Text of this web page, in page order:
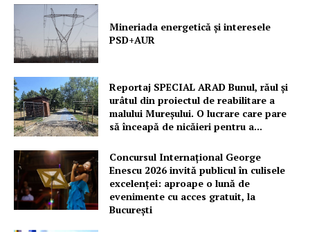
FREEDOM HOUSE ROMÂNIA
PRESShub
Despre noi / Echipa
Proiecte editoriale
Mineriada energetică și interesele
PSD+AUR
Reportaj SPECIAL ARAD Bunul, răul și
urâtul din proiectul de reabilitare a
malului Mureșului. O lucrare care pare
să înceapă de nicăieri pentru a...
Concursul Internațional George
Enescu 2026 invită publicul în culisele
excelenței: aproape o lună de
evenimente cu acces gratuit, la
București